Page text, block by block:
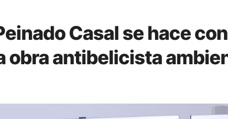
Casal se hace
obra antibelicista